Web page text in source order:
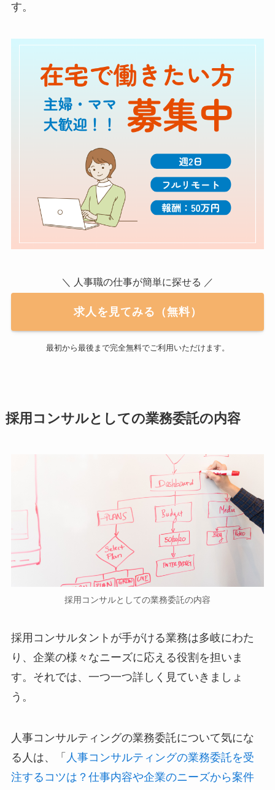
す。
＼ 人事職の仕事が簡単に探せる ／
求人を見てみる（無料）
最初から最後まで完全無料でご利用いただけます。
採用コンサルとしての業務委託の内容
採用コンサルとしての業務委託の内容
採用コンサルタントが手がける業務は多岐にわた
り、企業の様々なニーズに応える役割を担いま
す。それでは、一つ一つ詳しく見ていきましょ
う。
人事コンサルティングの業務委託について気にな
る人は、「 人事コンサルティングの業務委託を受
注するコツは？仕事内容や企業のニーズから案件